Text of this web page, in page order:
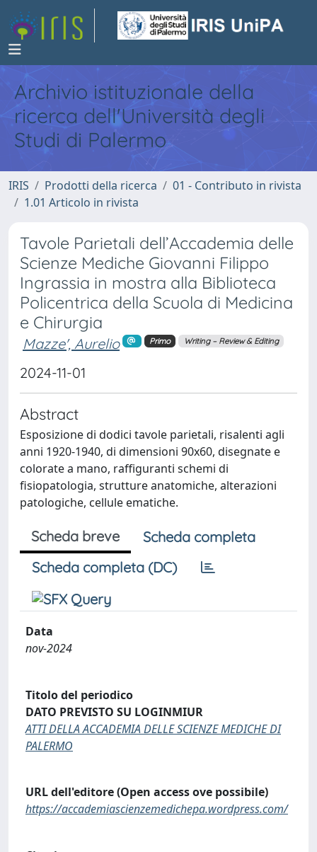
Archivio istituzionale della
ricerca dell'Università degli
Studi di Palermo
IRIS Prodotti della ricerca
01 - Contributo in rivista
1.01 Articolo in rivista
Tavole Parietali dell’Accademia delle
Scienze Mediche Giovanni Filippo
Ingrassia in mostra alla Biblioteca
Policentrica della Scuola di Medicina
e Chirurgia
Mazze', Aurelio Primo Writing – Review & Editing
2024-11-01
Abstract
Esposizione di dodici tavole parietali, risalenti agli
anni 1920-1940, di dimensioni 90x60, disegnate e
colorate a mano, raffiguranti schemi di
fisiopatologia, strutture anatomiche, alterazioni
patologiche, cellule ematiche.
Scheda breve
Scheda completa
Scheda completa (DC)
Data
nov-2024
Titolo del periodico
DATO PREVISTO SU LOGINMIUR
ATTI DELLA ACCADEMIA DELLE SCIENZE MEDICHE DI
PALERMO
URL dell'editore (Open access ove possibile)
https://accademiascienzemedichepa.wordpress.com/